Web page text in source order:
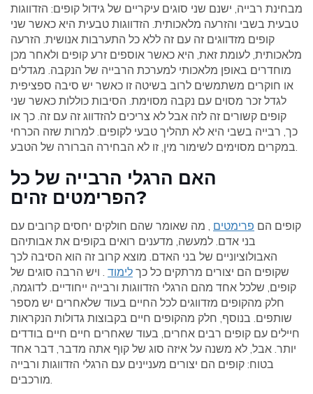
מבחינת רבייה, ישנם שני סוגים עיקריים של גידול קופים: הזדווגות
טבעית בשבי והזרעה מלאכותית. הזדווגות טבעית היא כאשר שני
קופים מזדווגים זה עם זה ללא כל התערבות אנושית. הזרעה
מלאכותית, לעומת זאת, היא כאשר אוספים זרע קופים ולאחר מכן
מוחדרים באופן מלאכותי למערכת הרבייה של הנקבה. מגדלים
או חוקרים משתמשים לרוב בשיטה זו כאשר יש סיבה ספציפית
לגדל זכר מסוים עם נקבה מסוימת. הסיבות כוללות כאשר שני
קופים קשורים זה לזה אבל לא צריכים להזדווג זה עם זה. כך או
כך, רבייה בשבי היא לא תהליך טבעי לקופים. למרות שזה הכרחי
במקרים מסוימים לשימור מין, זו לא הבחירה הברורה של הטבע.
האם הרגלי הרבייה של כל
הפרימטים זהים?
קופים הם פרימטים , מה שאומר שהם חולקים יחסים קרובים עם
בני אדם. למעשה, מדענים רואים בקופים את אבותיהם
האבולוציוניים של בני האדם. מוצא קרוב זה הוא הסיבה לכך
שקופים הם יצורים מרתקים כל כך לימוד . ויש הרבה סוגים של
קופים, שלכל אחד מהם הרגלי הזדווגות ורבייה ייחודיים. לדוגמה,
חלק מהקופים מזדווגים לכל החיים בעוד שלאחרים יש מספר
שותפים. בנוסף, חלק מהקופים חיים בקבוצות גדולות הנקראות
חיילים עם קופים רבים אחרים, בעוד שאחרים חיים חיים בודדים
יותר. אבל, לא משנה על איזה סוג של קוף אתה מדבר, דבר אחד
בטוח: קופים הם יצורים מעניינים עם הרגלי הזדווגות ורבייה
מורכבים.